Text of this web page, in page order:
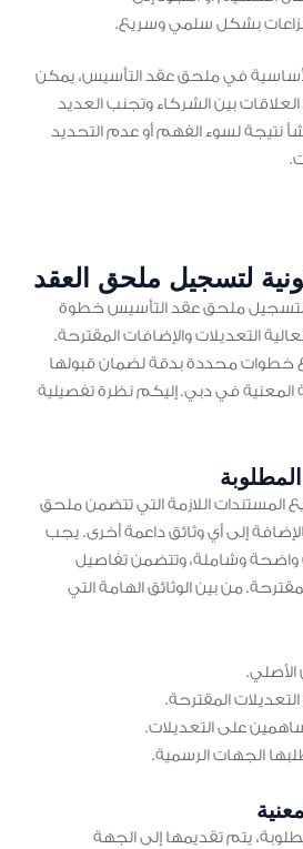
بشكل سلمي وسريع.
في ملحق عقد التأسيس، يمكن
بين الشركاء وتجنب العديد
نتيجة لسوء الفهم أو عدم التحديد
لتسجيل ملحق العقد
لتسجيل ملحق عقد التأسيس خطوة
التعديلات والإضافات المقترحة.
خطوات محددة بدقة لضمان قبولها
في دبي. إليكم نظرة تفصيلية
المستندات اللازمة التي تتضمن ملحق
إلى أي وثائق داعمة أخرى. يجب
واضحة وشاملة، وتتضمن تفاصيل
من بين الوثائق الهامة التي
المقترحة.
على التعديلات.
الجهات الرسمية.
يتم تقديمها إلى الجهة